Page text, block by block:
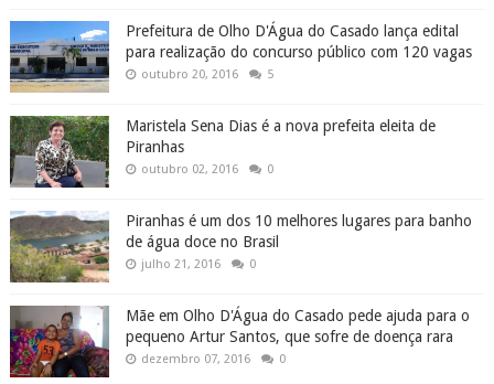
Prefeitura de Olho D'Água do Casado lança edital
para realização do concurso público com 120 vagas
outubro 20, 2016 5
Maristela Sena Dias é a nova prefeita eleita de
Piranhas
outubro 02, 2016 0
Piranhas é um dos 10 melhores lugares para banho
de água doce no Brasil
julho 21, 2016 0
Mãe em Olho D'Água do Casado pede ajuda para o
pequeno Artur Santos, que sofre de doença rara
dezembro 07, 2016 0